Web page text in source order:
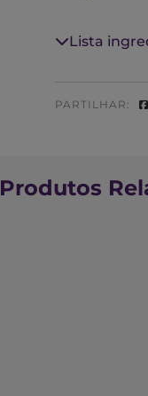
Lista
PARTILHAR:
Produtos